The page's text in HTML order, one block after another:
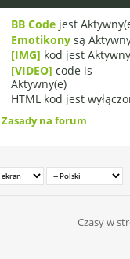
BB Codejest
Emotikonysą
[IMG] kod jest
[VIDEO] code is
Aktywny(e)
HTML kod jest
Zasady na forum
Czasy w